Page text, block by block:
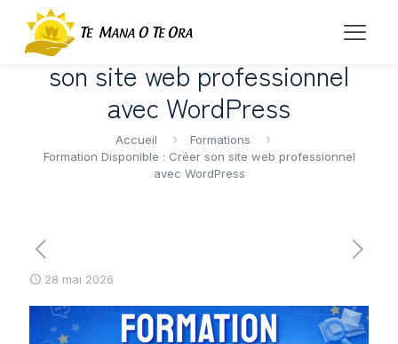
Formation Disponible : Créer
son site web professionnel
avec WordPress
Accueil
Formations
Formation Disponible : Créer son site web professionnel
avec WordPress
28 mai 2026